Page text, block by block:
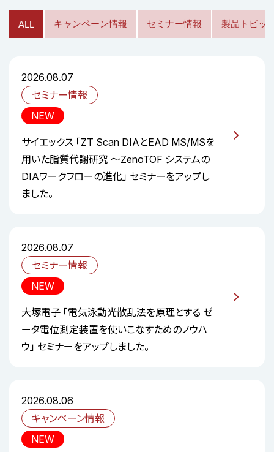
ALL キャンペーン情報 セミナー情報 製品トピッ
2026.08.07
セミナー情報
NEW
サイエックス 「ZT Scan DIAとEAD MS/MSを
用いた脂質代謝研究 ～ZenoTOF システムの
DIAワークフローの進化」 セミナーをアップし
ました。
2026.08.07
セミナー情報
NEW
大塚電子 「電気泳動光散乱法を原理とする ゼ
ータ電位測定装置を使いこなすためのノウハ
ウ」 セミナーをアップしました。
2026.08.06
キャンペーン情報
NEW